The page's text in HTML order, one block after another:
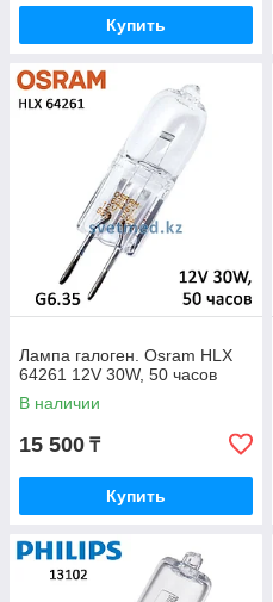
Купить
Лампа галоген. Osram HLX
64261 12V 30W, 50 часов
В наличии
15 500 ₸
Купить